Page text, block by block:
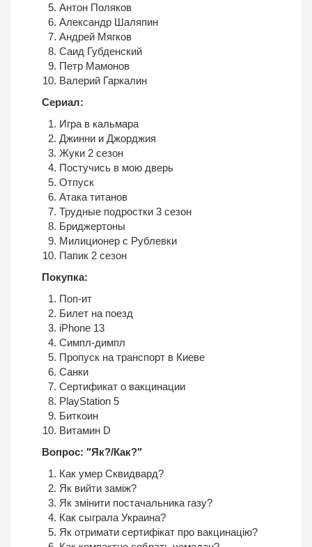
Антон Поляков
Александр Шаляпин
Андрей Мягков
Саид Губденский
Петр Мамонов
Валерий Гаркалин
Сериал:
Игра в кальмара
Джинни и Джорджия
Жуки 2 сезон
Постучись в мою дверь
Отпуск
Атака титанов
Трудные подростки 3 сезон
Бриджертоны
Милиционер с Рублевки
Папик 2 сезон
Покупка:
Поп-ит
Билет на поезд
iPhone 13
Симпл-димпл
Пропуск на транспорт в Киеве
Санки
Сертификат о вакцинации
PlayStation 5
Биткоин
Витамин D
Вопрос: "Як?/Как?"
Как умер Сквидвард?
Як вийти заміж?
Як змінити постачальника газу?
Как сыграла Украина?
Як отримати сертифікат про вакцинацію?